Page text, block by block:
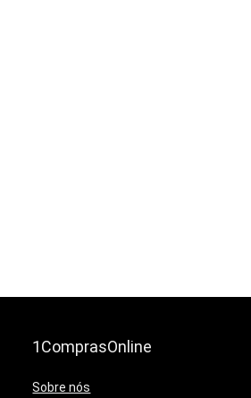
1ComprasOnline
Sobre nós